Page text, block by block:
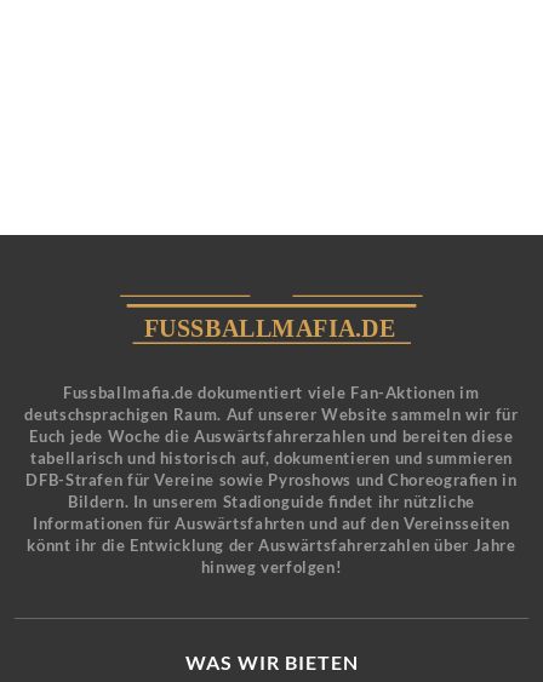
Fussballmafia.de dokumentiert viele Fan-Aktionen im
deutschsprachigen Raum. Auf unserer Website sammeln wir für
Euch jede Woche die Auswärtsfahrerzahlen und bereiten diese
tabellarisch und historisch auf, dokumentieren und summieren
DFB-Strafen für Vereine sowie Pyroshows und Choreografien in
Bildern. In unserem Stadionguide findet ihr nützliche
Informationen für Auswärtsfahrten und auf den Vereinsseiten
könnt ihr die Entwicklung der Auswärtsfahrerzahlen über Jahre
hinweg verfolgen!
WAS WIR BIETEN